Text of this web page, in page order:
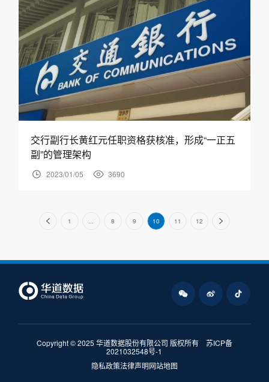
交行副行长黄红元任职资格获核准，形成“一正五
副”的管理架构
2023/01/05 3690
1 ... 8 9 10 11 12
Copyright © 2025 华道数据股份有限公司 版权所有
苏ICP备
2021032548号-1
隐私政策法律声明网站地图